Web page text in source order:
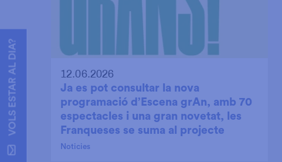
VOLS ESTAR AL DIA?
12.06.2026
Ja es pot consultar la nova
programació d’Escena grAn, amb 70
espectacles i una gran novetat, les
Franqueses se suma al projecte
Noticies